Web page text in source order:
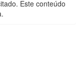
Este conteúdo